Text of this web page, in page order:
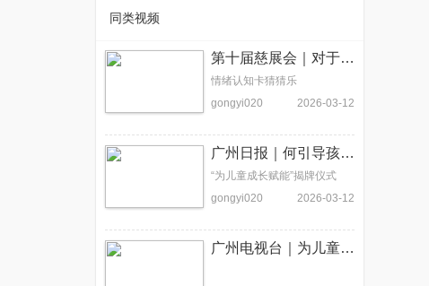
同类视频
第十届慈展会｜对于情绪表达，他们这样说！
情绪认知卡猜猜乐
gongyi020
2026-03-12
广州日报｜何引导孩子管理情绪？
“为儿童成长赋能”揭牌仪式
gongyi020
2026-03-12
广州电视台｜为儿童成长赋能夏令营